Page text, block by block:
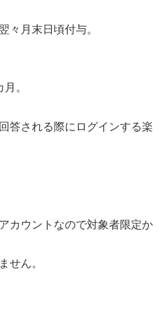
々月末日頃付与。
。
答される際にログインする楽
カウントなので対象者限定か
せん。